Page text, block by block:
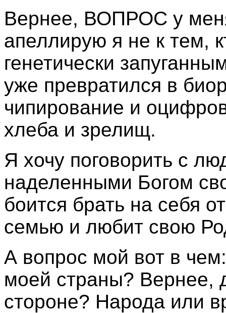
Вернее, ВОПРОС у
апеллирую я не к тем,
генетически
уже превратился в
чипирование и
хлеба и зрелищ.
Я хочу поговорить с
наделенными Богом
боится брать на себя
семью и любит свою
А вопрос мой вот в
моей страны? Вернее,
стороне? Народа или